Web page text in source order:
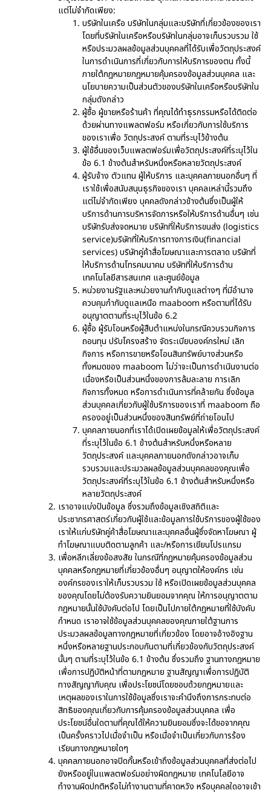
แต่ไม่จำกัดเพียง:
บริษัทในเครือ บริษัทในกลุ่มและบริษัทที่เกี่ยวข้องของเรา
โดยที่บริษัทในเครือหรือบริษัทในกลุ่มอาจเก็บรวบรวม ใช้
หรือประมวลผลข้อมูลส่วนบุคคลที่ได้รับเพื่อวัตถุประสงค์
ในการดำเนินการที่เกี่ยวกับการให้บริการของตน ทั้งนี้
ภายใต้กฎหมายกฎหมายคุ้มครองข้อมูลส่วนบุคคล และ
นโยบายความเป็นส่วนตัวของบริษัทในเครือหรือบริษัทใน
กลุ่มดังกล่าว
ผู้ซื้อ ผู้ขายหรือร้านค้า ที่คุณได้ทำธุรกรรมหรือได้ติดต่อ
ด้วยผ่านทางแพลตฟอร์ม หรือเกี่ยวกับการใช้บริการ
ของเราเพื่อ วัตถุประสงค์ ตามที่ระบุไว้ข้างต้น
ผู้ใช้อื่นของเว็บแพลตฟอร์มเพื่อวัตถุประสงค์ที่ระบุไว้ใน
ข้อ 6.1 ข้างต้นสำหรับหนึ่งหรือหลายวัตถุประสงค์
ผู้รับจ้าง ตัวแทน ผู้ให้บริการ และบุคคลภายนอกอื่นๆ ที่
เราใช้เพื่อสนับสนุนธุรกิจของเรา บุคคลเหล่านี้รวมถึง
แต่ไม่จำกัดเพียง บุคคลดังกล่าวข้างต้นซึ่งเป็นผู้ให้
บริการด้านการบริหารจัดการหรือให้บริการด้านอื่นๆ เช่น
บริษัทรับส่งจดหมาย บริษัทที่ให้บริการขนส่ง (logistics
service)บริษัทที่ให้บริการทางการเงิน(financial
services) บริษัทคู่ค้าสื่อโฆษณาและการตลาด บริษัทที่
ให้บริการด้านโทรคมนาคม บริษัทที่ให้บริการด้าน
เทคโนโลยีสารสนเทศ และศูนย์ข้อมูล
หน่วยงานรัฐและหน่วยงานกำกับดูแลต่างๆ ที่มีอำนาจ
ควบคุมกำกับดูแลเหนือ maaboom หรือตามที่ได้รับ
อนุญาตตามที่ระบุไว้ในข้อ 6.2
ผู้ซื้อ ผู้รับโอนหรือผู้สืบตำแหน่งในกรณีควบรวมกิจการ
ถอนทุน ปรับโครงสร้าง จัดระเบียบองค์กรใหม่ เลิก
กิจการ หรือการขายหรือโอนสินทรัพย์บางส่วนหรือ
ทั้งหมดของ maaboom ไม่ว่าจะเป็นการดำเนินงานต่อ
เนื่องหรือเป็นส่วนหนึ่งของการล้มละลาย การเลิก
กิจการทั้งหมด หรือการดำเนินการที่คล้ายกัน ซึ่งข้อมูล
ส่วนบุคคลเกี่ยวกับผู้ใช้บริการของเราที่ maaboom ถือ
ครองอยู่เป็นส่วนหนึ่งของสินทรัพย์ที่ถ่ายโอนไป
บุคคลภายนอกที่เราได้เปิดเผยข้อมูลให้เพื่อวัตถุประสงค์
ที่ระบุไว้ในข้อ 6.1 ข้างต้นสำหรับหนึ่งหรือหลาย
วัตถุประสงค์ และบุคคลภายนอกดังกล่าวอาจเก็บ
รวบรวมและประมวลผลข้อมูลส่วนบุคคลของคุณเพื่อ
วัตถุประสงค์ที่ระบุไว้ในข้อ 6.1 ข้างต้นสำหรับหนึ่งหรือ
หลายวัตถุประสงค์
เราอาจแบ่งปันข้อมูล ซึ่งรวมถึงข้อมูลเชิงสถิติและ
ประชากรศาสตร์เกี่ยวกับผู้ใช้และข้อมูลการใช้บริการของผู้ใช้ของ
เราให้แก่บริษัทคู่ค้าสื่อโฆษณาและบุคคลอื่นผู้ซึ่งจัดหาโฆษณา ผู้
ทำโฆษณาแบบติดตามลูกค้า และ/หรือการเขียนโปรแกรม
เพื่อหลีกเลี่ยงข้อสงสัย ในกรณีที่กฎหมายคุ้มครองข้อมูลส่วน
บุคคลหรือกฎหมายที่เกี่ยวข้องอื่นๆ อนุญาตให้องค์กร เช่น
องค์กรของเราให้เก็บรวบรวม ใช้ หรือเปิดเผยข้อมูลส่วนบุคคล
ของคุณโดยไม่ต้องรับความยินยอมจากคุณ ให้การอนุญาตตาม
กฎหมายนั้นใช้บังคับต่อไป โดยเป็นไปภายใต้กฎหมายที่ใช้บังคับ
กำหนด เราอาจใช้ข้อมูลส่วนบุคคลของคุณภายใต้ฐานการ
ประมวลผลข้อมูลทางกฎหมายที่เกี่ยวข้อง โดยอาจอ้างอิงฐาน
หนึ่งหรือหลายฐานประกอบกันตามที่เกี่ยวข้องกับวัตถุประสงค์
นั้นๆ ตามที่ระบุไว้ในข้อ 6.1 ข้างต้น ซึ่งรวมถึง ฐานทางกฎหมาย
เพื่อการปฏิบัติหน้าที่ตามกฎหมาย ฐานสัญญาเพื่อการปฏิบัติ
ทางสัญญากับคุณ เพื่อประโยชน์โดยชอบด้วยกฎหมายและ
เหตุผลของเราในการใช้ข้อมูลซึ่งเราจะคำนึงถึงการกระทบต่อ
สิทธิของคุณเกี่ยวกับการคุ้มครองข้อมูลส่วนบุคคล เพื่อ
ประโยชน์อื่นใดตามที่คุณได้ให้ความยินยอมซึ่งจะได้ขอจากคุณ
เป็นครั้งคราวไปเมื่อจำเป็น หรือเมื่อจำเป็นเกี่ยวกับการร้อง
เรียนทางกฎหมายใดๆ
บุคคลภายนอกอาจปิดกั้นหรือเข้าถึงข้อมูลส่วนบุคคลที่ส่งต่อไป
ยังหรืออยู่ในแพลตฟอร์มอย่างผิดกฎหมาย เทคโนโลยีอาจ
ทำงานผิดปกติหรือไม่ทำงานตามที่คาดหวัง หรือบุคคลใดอาจเข้า